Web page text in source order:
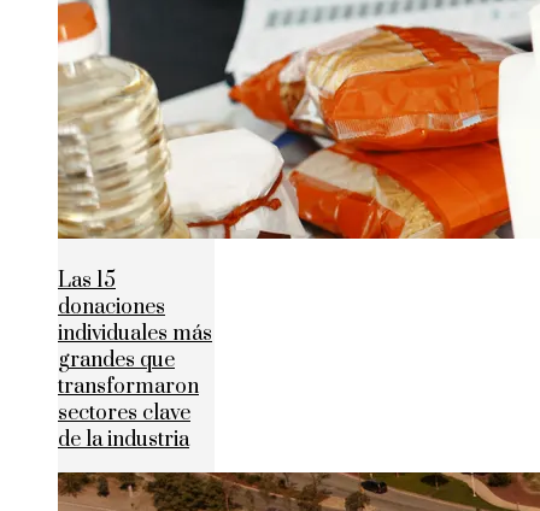
Las 15
donaciones
individuales más
grandes que
transformaron
sectores clave
de la industria